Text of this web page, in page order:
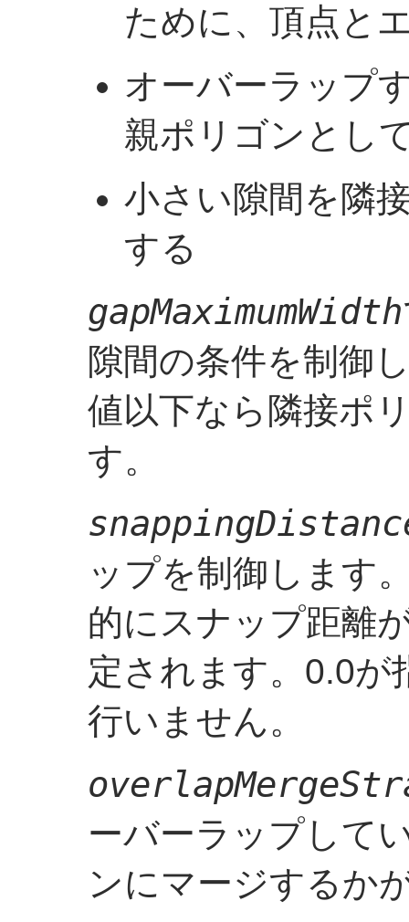
ために、頂点と
オーバーラップ
親ポリゴンとし
小さい隙間を隣
する
gapMaximumWidth
隙間の条件を制御
値以下なら隣接ポ
す。
ップを制御します
的にスナップ距離
定されます。0.0が
行いません。
ーバーラップして
ンにマージするか